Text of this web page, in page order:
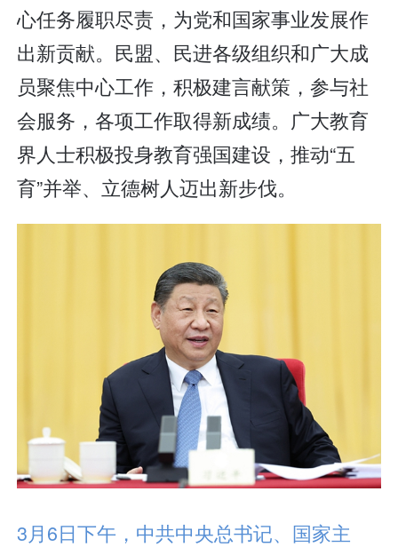
心任务履职尽责，为党和国家事业发展作
出新贡献。民盟、民进各级组织和广大成
员聚焦中心工作，积极建言献策，参与社
会服务，各项工作取得新成绩。广大教育
界人士积极投身教育强国建设，推动“五
育”并举、立德树人迈出新步伐。
3月6日下午，中共中央总书记、国家主